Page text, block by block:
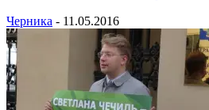
Черника - 11.05.2016